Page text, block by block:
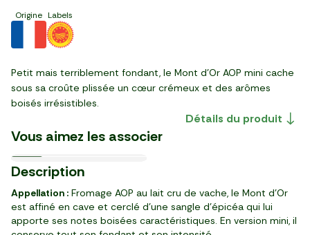
Origine Labels
Petit mais terriblement fondant, le Mont d’Or AOP mini cache
sous sa croûte plissée un cœur crémeux et des arômes
boisés irrésistibles.
Détails du produit
Vous aimez les associer
Pré-cuit
Le Pain de campagne
précuit
3,10 €
France
1,89 €
La Chiffonnade de coppa
de Parme IGP
4,29 €
1,89 €
Loire
Le Vin blanc "Blondelet"
13, 99€
La Chiffonnade de chorizo
3,99 €
L'Ail blanc
1,98 €
Les Noix de cajou grillées
tamari BIO
5,99 €
Ultra-frais
2,96 €
La Pomme de terre non
lavée
3,29 €
Loire
Le Rosé " Ambroisie"
Cabernet d'Anjou AOC
5,99 €
Rhône
Le Vin rouge "Vacqueyras
11, 99€
Description
Appellation : Fromage AOP au lait cru de vache, le Mont d’Or
est affiné en cave et cerclé d’une sangle d’épicéa qui lui
apporte ses notes boisées caractéristiques. En version mini, il